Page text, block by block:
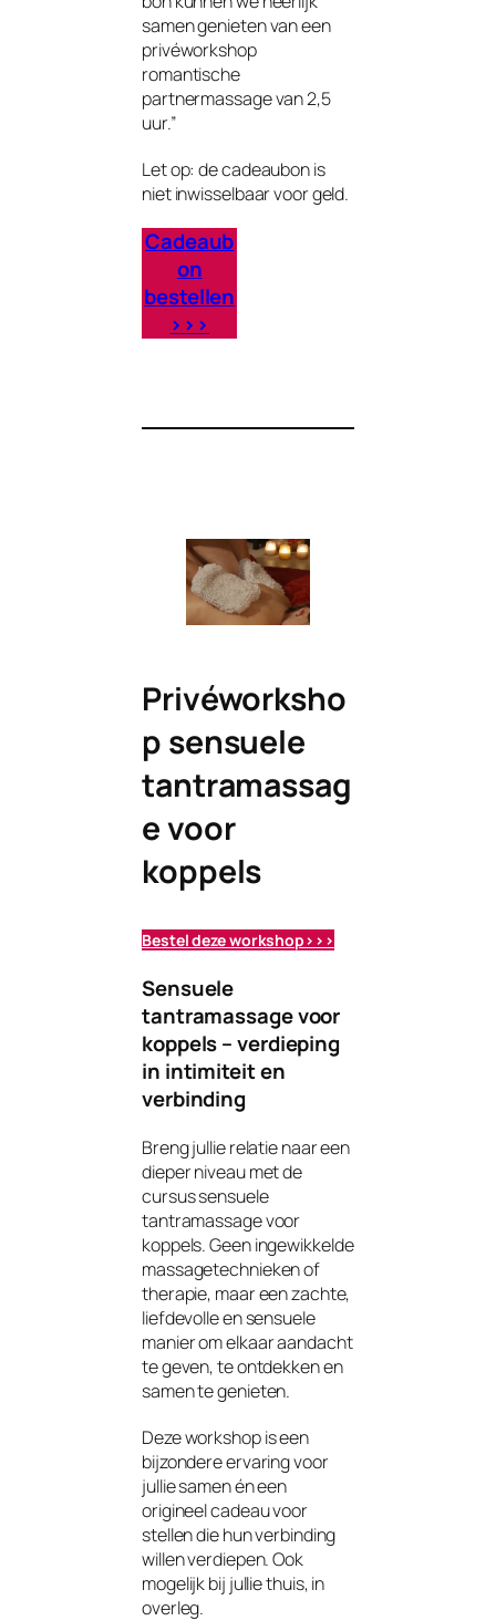
samen genieten van een
privéworkshop
romantische
partnermassage van 2,5
uur.”
Let op: de cadeaubon is
niet inwisselbaar voor geld.
Cadeaub
on
bestellen
>>>
Privéworksho
p sensuele
tantramassag
e voor
koppels
Bestel deze workshop>>>
Sensuele
tantramassage voor
koppels – verdieping
in intimiteit en
verbinding
Breng jullie relatie naar een
dieper niveau met de
cursussensuele
tantramassage voor
koppels. Geen ingewikkelde
massagetechnieken of
therapie, maar een zachte,
liefdevolle en sensuele
manier om elkaar aandacht
te geven, te ontdekken en
samen te genieten.
Deze workshop is een
bijzondere ervaring voor
jullie samen én een
origineel cadeau voor
stellen die hun verbinding
willen verdiepen. Ook
mogelijk bij jullie thuis, in
overleg.